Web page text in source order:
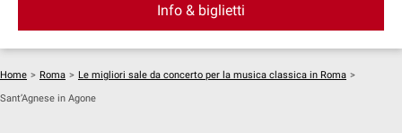
Info & biglietti
Home > Roma > Le migliori sale da concerto per la musica classica in Roma >
Sant’Agnese in Agone